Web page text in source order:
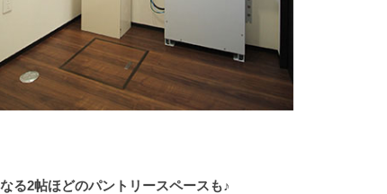
る2帖ほどのパントリースペースも♪